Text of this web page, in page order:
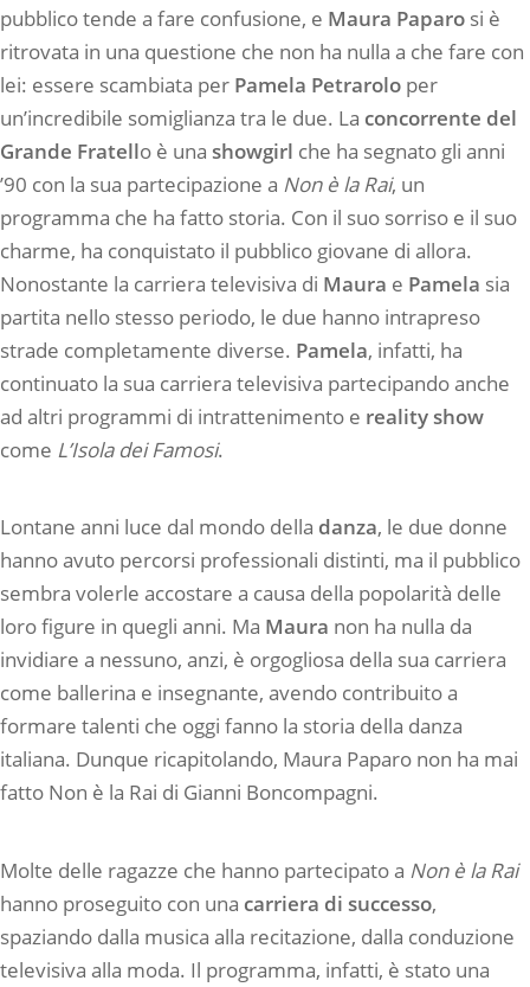
pubblico tende a fare confusione, e Maura Paparo si è
ritrovata in una questione che non ha nulla a che fare con
lei: essere scambiata per Pamela Petrarolo per
un’incredibile somiglianza tra le due. La concorrente del
Grande Fratello è una showgirl che ha segnato gli anni
’90 con la sua partecipazione a Non è la Rai, un
programma che ha fatto storia. Con il suo sorriso e il suo
charme, ha conquistato il pubblico giovane di allora.
Nonostante la carriera televisiva di Maura e Pamela sia
partita nello stesso periodo, le due hanno intrapreso
strade completamente diverse. Pamela, infatti, ha
continuato la sua carriera televisiva partecipando anche
ad altri programmi di intrattenimento e reality show
come L’Isola dei Famosi.
Lontane anni luce dal mondo della danza, le due donne
hanno avuto percorsi professionali distinti, ma il pubblico
sembra volerle accostare a causa della popolarità delle
loro figure in quegli anni. Ma Maura non ha nulla da
invidiare a nessuno, anzi, è orgogliosa della sua carriera
come ballerina e insegnante, avendo contribuito a
formare talenti che oggi fanno la storia della danza
italiana. Dunque ricapitolando, Maura Paparo non ha mai
fatto Non è la Rai di Gianni Boncompagni.
Molte delle ragazze che hanno partecipato a Non è la Rai
hanno proseguito con una carriera di successo,
spaziando dalla musica alla recitazione, dalla conduzione
televisiva alla moda. Il programma, infatti, è stato una